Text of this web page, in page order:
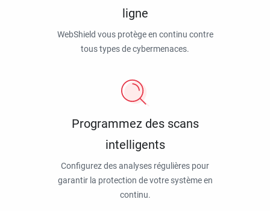
ligne
WebShield vous protège en continu contre
tous types de cybermenaces.
Programmez des scans
intelligents
Configurez des analyses régulières pour
garantir la protection de votre système en
continu.